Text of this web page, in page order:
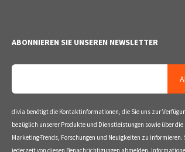
ABONNIEREN SIE UNSEREN NEWSLETTER
divia benötigt die Kontaktinformationen, die Sie uns zur
bezüglich unserer Produkte und Dienstleistungen sowie über die
Marketing-Trends, Forschungen und Neuigkeiten zu informieren.
jederzeit von diesen Benachrichtigungen abmelden.